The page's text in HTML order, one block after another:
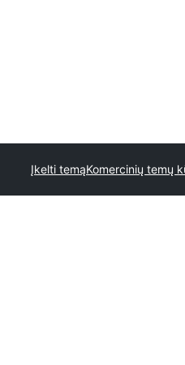
Įkelti temąKomercinių temų